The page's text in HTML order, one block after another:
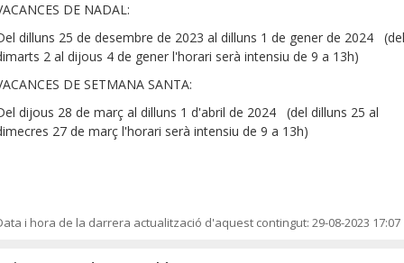
DE NADAL:
dilluns 25 de desembre de 2023 al dilluns 1 de gener de 2024 (del
2 al dijous 4 de gener l'horari serà intensiu de 9 a 13h)
DE SETMANA SANTA:
dijous 28 de març al dilluns 1 d'abril de 2024 (del dilluns 25 al
27 de març l'horari serà intensiu de 9 a 13h)
i hora de la darrera actualització d'aquest contingut: 29-08-2023 17:07